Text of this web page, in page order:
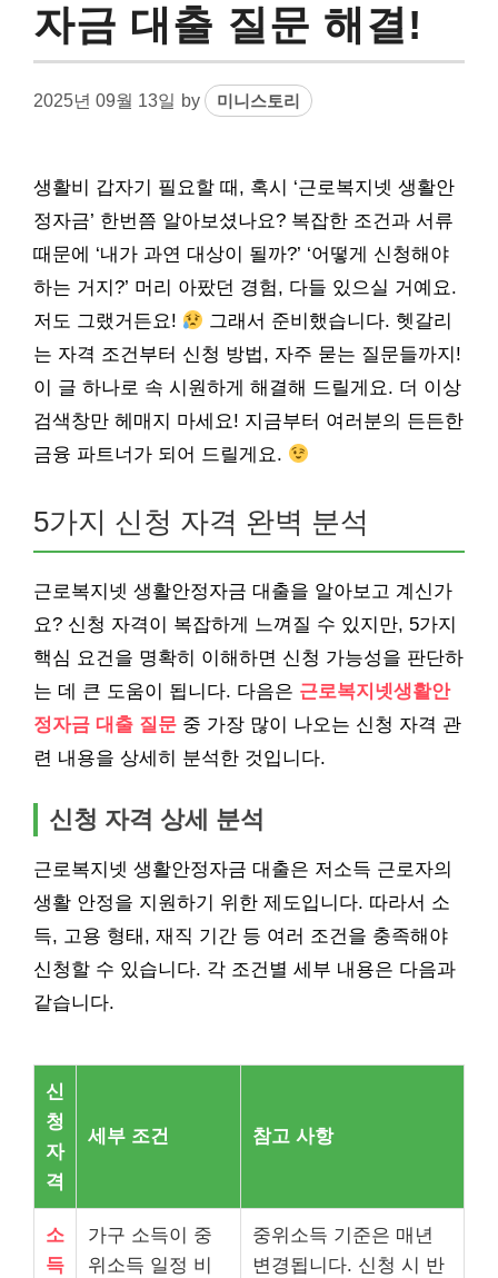
자금 대출 질문 해결!
2025년 09월 13일 by 미니스토리
생활비 갑자기 필요할 때, 혹시 ‘근로복지넷 생활안
정자금’ 한번쯤 알아보셨나요? 복잡한 조건과 서류
때문에 ‘내가 과연 대상이 될까?’ ‘어떻게 신청해야
하는 거지?’ 머리 아팠던 경험, 다들 있으실 거예요.
저도 그랬거든요!
그래서 준비했습니다. 헷갈리
는 자격 조건부터 신청 방법, 자주 묻는 질문들까지!
이 글 하나로 속 시원하게 해결해 드릴게요. 더 이상
검색창만 헤매지 마세요! 지금부터 여러분의 든든한
금융 파트너가 되어 드릴게요.
5가지 신청 자격 완벽 분석
근로복지넷 생활안정자금 대출을 알아보고 계신가
요? 신청 자격이 복잡하게 느껴질 수 있지만, 5가지
핵심 요건을 명확히 이해하면 신청 가능성을 판단하
는 데 큰 도움이 됩니다. 다음은 근로복지넷생활안
정자금 대출 질문 중 가장 많이 나오는 신청 자격 관
련 내용을 상세히 분석한 것입니다.
신청 자격 상세 분석
근로복지넷 생활안정자금 대출은 저소득 근로자의
생활 안정을 지원하기 위한 제도입니다. 따라서 소
득, 고용 형태, 재직 기간 등 여러 조건을 충족해야
신청할 수 있습니다. 각 조건별 세부 내용은 다음과
같습니다.
신
청
자
격
세부 조건 참고 사항
소
득
가구 소득이 중
위소득 일정 비
중위소득 기준은 매년
변경됩니다. 신청 시 반